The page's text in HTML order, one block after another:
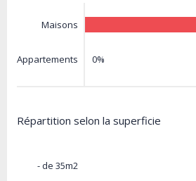
Maisons
Appartements 0%
Répartition selon la superficie
- de 35m2